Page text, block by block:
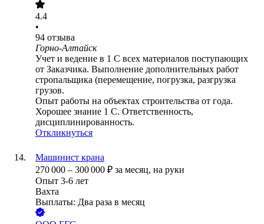
4.4
•
94 отзыва
Горно-Алтайск
Учет и ведение в 1 С всех материалов поступающих
от Заказчика. Выполнение дополнительных работ
стропальщика (перемещение, погрузка, разгрузка
грузов.
Опыт работы на объектах строительства от года.
Хорошее знание 1 С. Ответственность,
дисциплинированность.
Откликнуться
Машинист крана
270 000 – 300 000 ₽ за месяц, на руки
Опыт 3-6 лет
Вахта
Выплаты: Два раза в месяц